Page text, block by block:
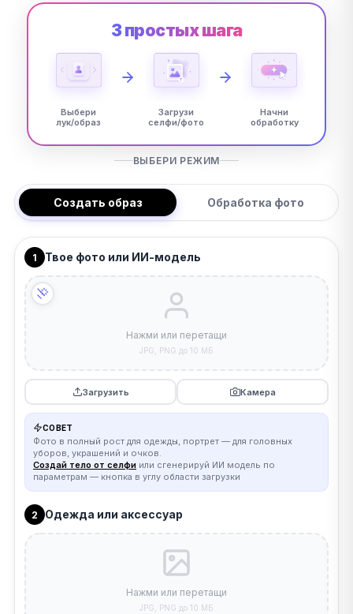
3 простых шага
Выбери
лук/образ
Загрузи
селфи/фото
Начни
обработку
ВЫБЕРИ РЕЖИМ
Создать образ Обработка фото
1 Твое фото или ИИ-модель
Нажми или перетащи
JPG, PNG до 10 МБ
Загрузить Камера
СОВЕТ
Фото в полный рост для одежды, портрет — для головных
уборов, украшений и очков.
Создай тело от селфи или сгенерируй ИИ модель по
параметрам — кнопка в углу области загрузки
2 Одежда или аксессуар
Нажми или перетащи
JPG, PNG до 10 МБ